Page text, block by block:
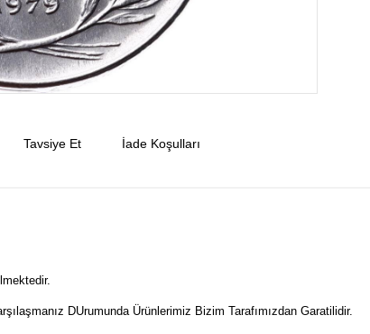
Tavsiye Et İade Koşulları
DUrumunda Ürünlerimiz Bizim Tarafımızdan Garatilidir.